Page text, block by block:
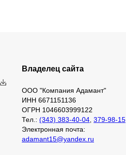
Владелец сайта
ООО "Компания Адамант"
ИНН 6671151136
ОГРН 1046603999122
Тел.: (343) 383-40-04, 379-98-15
Электронная почта:
adamant15@yandex.ru